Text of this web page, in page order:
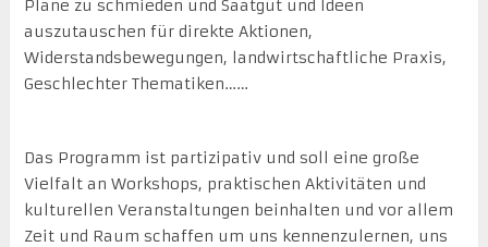
Pläne zu schmieden und Saatgut und Ideen
auszutauschen für direkte Aktionen,
Widerstandsbewegungen, landwirtschaftliche Praxis,
Geschlechter Thematiken……
Das Programm ist partizipativ und soll eine große
Vielfalt an Workshops, praktischen Aktivitäten und
kulturellen Veranstaltungen beinhalten und vor allem
Zeit und Raum schaffen um uns kennenzulernen, uns